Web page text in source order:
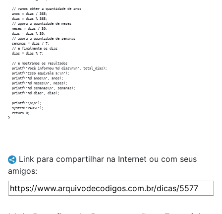
  // vamos obter a quantidade de anos
  anos = dias / 365;
  dias = dias % 365;
  // agora a quantidade de meses
  meses = dias / 30;
  dias = dias % 30;
  // agora a quantidade de semanas
  semanas = dias / 7;
  // e finalmente os dias
  dias = dias % 7;
  // e mostramos os resultados
  printf("Você informou %d dias\n\n", total_dias);
  printf("Isso equivale a:\n");
  printf("%d anos\n", anos);
  printf("%d meses\n", meses);
  printf("%d semanas\n", semanas);
  printf("%d dias", dias);
  printf("\n\n");
  system("PAUSE");
  return 0;
Link para compartilhar na Internet ou com seus
amigos: